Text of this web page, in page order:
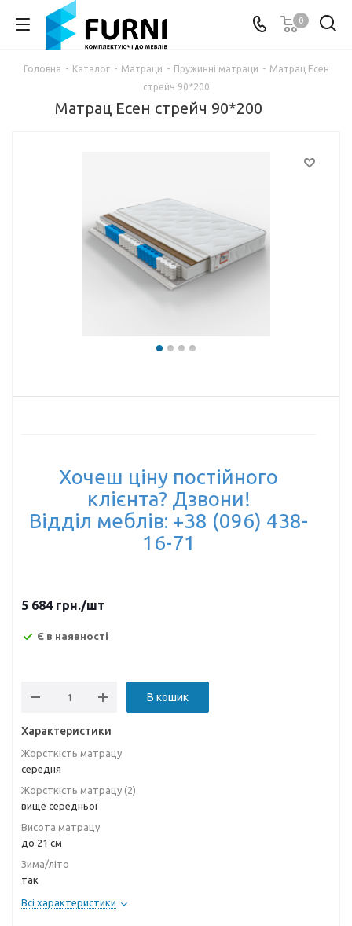
0
Головна - Каталог - Матраци - Пружинні матраци - Матрац Есен
стрейч 90*200
Матрац Есен стрейч 90*200
Хочеш ціну постійного
клієнта? Дзвони!
Відділ меблів: +38 (096) 438-
16-71
5 684 грн./шт
Є в наявності
В кошик
Характеристики
Жорсткість матрацу
середня
Жорсткість матрацу (2)
вище середньої
Висота матрацу
до 21 см
Зима/літо
так
Всі характеристики